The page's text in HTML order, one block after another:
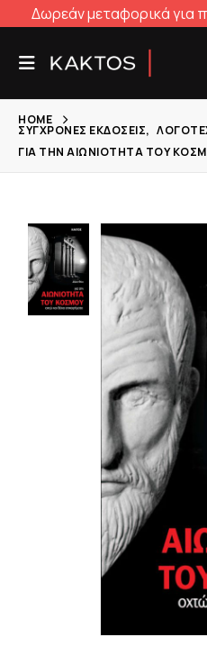
Δωρεάν μεταφορικά για
HOME
ΣΎΓΧΡΟΝΕΣ ΕΚΔΌΣΕΙΣ,
ΓΙΑ ΤΗΝ ΑΙΩΝΙΌΤΗΤΑ ΤΟΥ